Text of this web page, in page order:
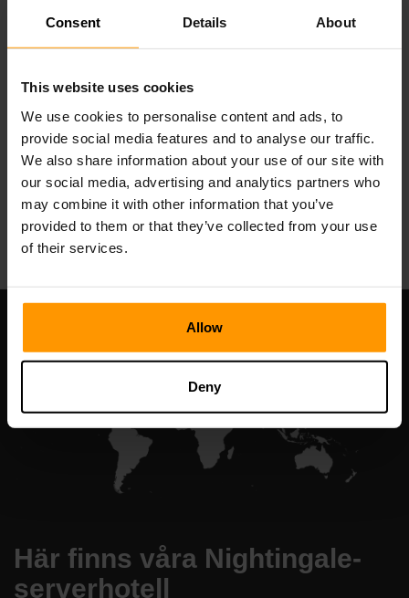
Consent Details About
This website uses cookies
We use cookies to personalise content and ads, to
provide social media features and to analyse our traffic.
We also share information about your use of our site with
our social media, advertising and analytics partners who
may combine it with other information that you’ve
provided to them or that they’ve collected from your use
of their services.
Allow
Deny
Valheim
Serverhosting
All Games
Här finns våra Nightingale-
serverhotell